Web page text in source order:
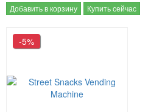
Добавить в корзину Купить сейчас
-5%